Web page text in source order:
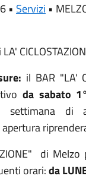
• Servizi •
il BAR "LA'
da sabato
settimana di
di
orari:da